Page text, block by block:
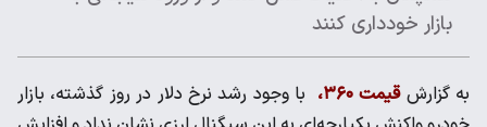
بازار خودداری کنند
به گزارش قیمت ۳۶۰،
با وجود رشد نرخ دلار در روز گذشته، بازار